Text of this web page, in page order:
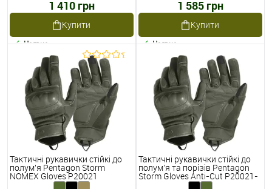
1 410 грн
Купити
Наявне
1 585 грн
Купити
Наявне
Тактичні рукавички стійкі до
полум'я Pentagon Storm
NOMEX Gloves P20021
Тактичні рукавички стійкі до
полум'я та порізів Pentagon
Storm Gloves Anti-Cut P20021-